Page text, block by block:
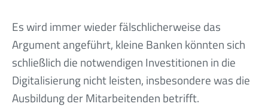
Es wird immer wieder fälschlicherweise das
Argument angeführt, kleine Banken könnten sich
schließlich die notwendigen Investitionen in die
Digitalisierung nicht leisten, insbesondere was die
Ausbildung der Mitarbeitenden betrifft.